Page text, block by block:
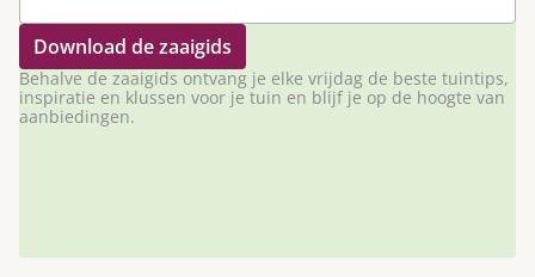
Behalve de zaaigids ontvang je elke vrijdag de beste tuintips,
inspiratie en klussen voor je tuin en blijf je op de hoogte van
aanbiedingen.